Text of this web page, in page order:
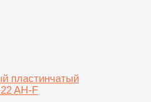
пластинчатый
AH-F